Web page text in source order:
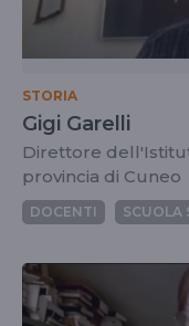
STORIA
Gigi Garelli
Direttore
provincia di Cuneo
DOCENTI SCUOLA